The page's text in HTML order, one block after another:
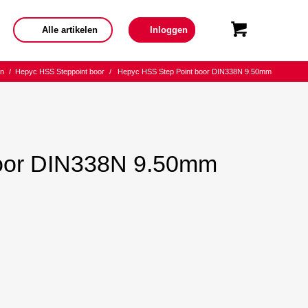
Alle artikelen Inloggen
/ Hepyc HSS Steppoint boor / Hepyc HSS Step Point boor DIN338N 9.50mm
DIN338N 9.50mm